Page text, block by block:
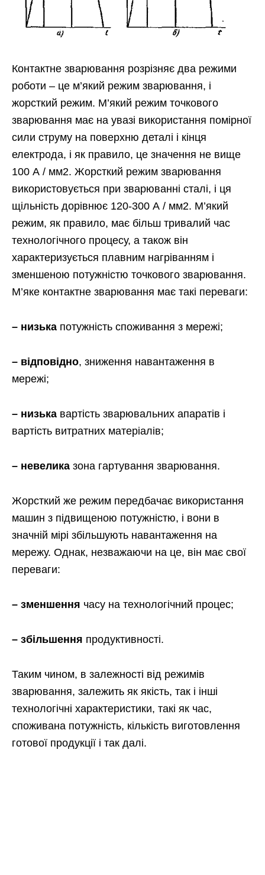
Контактне зварювання розрізняє два режими
роботи – це м’який режим зварювання, і
жорсткий режим. М’який режим точкового
зварювання має на увазі використання помірної
сили струму на поверхню деталі і кінця
електрода, і як правило, це значення не вище
100 А / мм2. Жорсткий режим зварювання
використовується при зварюванні сталі, і ця
щільність дорівнює 120-300 А / мм2. М’який
режим, як правило, має більш тривалий час
технологічного процесу, а також він
характеризується плавним нагріванням і
зменшеною потужністю точкового зварювання.
М’яке контактне зварювання має такі переваги:
– низька потужність споживання з мережі;
– відповідно, зниження навантаження в
мережі;
– низька вартість зварювальних апаратів і
вартість витратних матеріалів;
– невелика зона гартування зварювання.
Жорсткий же режим передбачає використання
машин з підвищеною потужністю, і вони в
значній мірі збільшують навантаження на
мережу. Однак, незважаючи на це, він має свої
переваги:
– зменшення часу на технологічний процес;
– збільшення продуктивності.
Таким чином, в залежності від режимів
зварювання, залежить як якість, так і інші
технологічні характеристики, такі як час,
споживана потужність, кількість виготовлення
готової продукції і так далі.